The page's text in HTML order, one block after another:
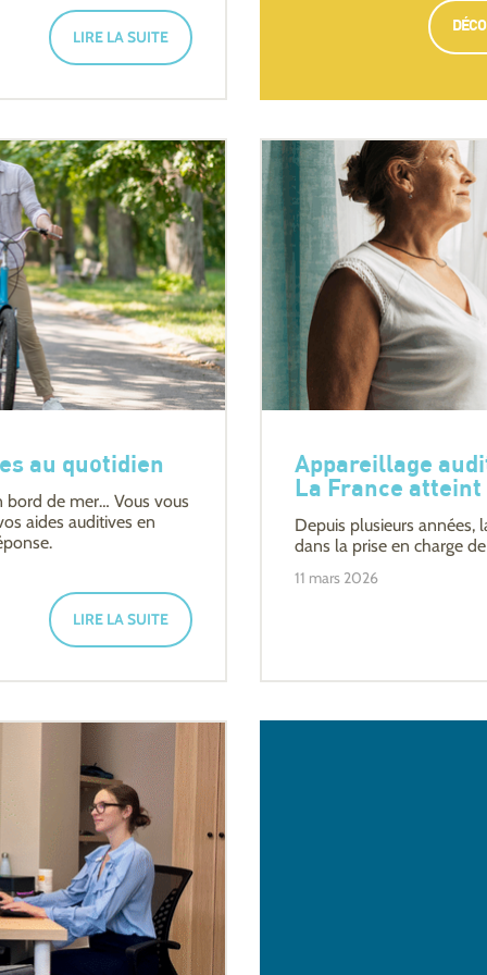
LIRE LA SUITE
au quotidien
bord de mer… Vous vous
aides auditives en
LIRE LA SUITE
Appareillage
La France
Depuis plusieurs années,
dans la prise en charge
11 mars 2026